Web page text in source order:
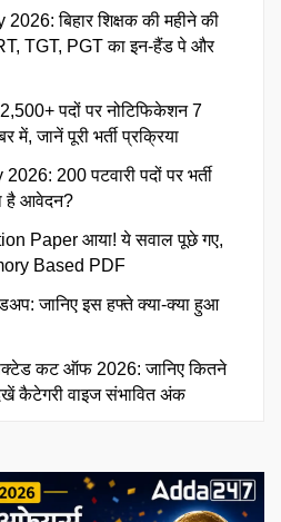
बिहार शिक्षक की महीने की
TGT, PGT का इन-हैंड पे और
पदों पर नोटिफिकेशन 7
में, जानें पूरी भर्ती प्रक्रिया
200 पटवारी पदों पर भर्ती
है आवेदन?
Paper आया! ये सवाल पूछे गए,
Based PDF
जानिए इस हफ्ते क्या-क्या हुआ
कट ऑफ 2026: जानिए कितने
कैटेगरी वाइज संभावित अंक